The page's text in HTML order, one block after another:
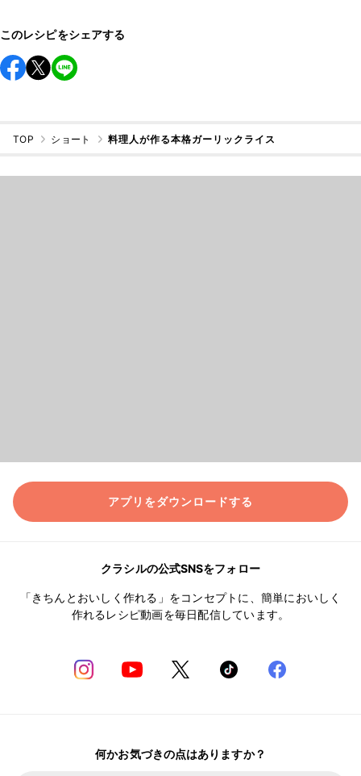
このレシピをシェアする
TOP ショート 料理人が作る本格ガーリックライス
アプリをダウンロードする
クラシルの公式SNSをフォロー
「きちんとおいしく作れる」をコンセプトに、簡単においしく
作れるレシピ動画を毎日配信しています。
何かお気づきの点はありますか？